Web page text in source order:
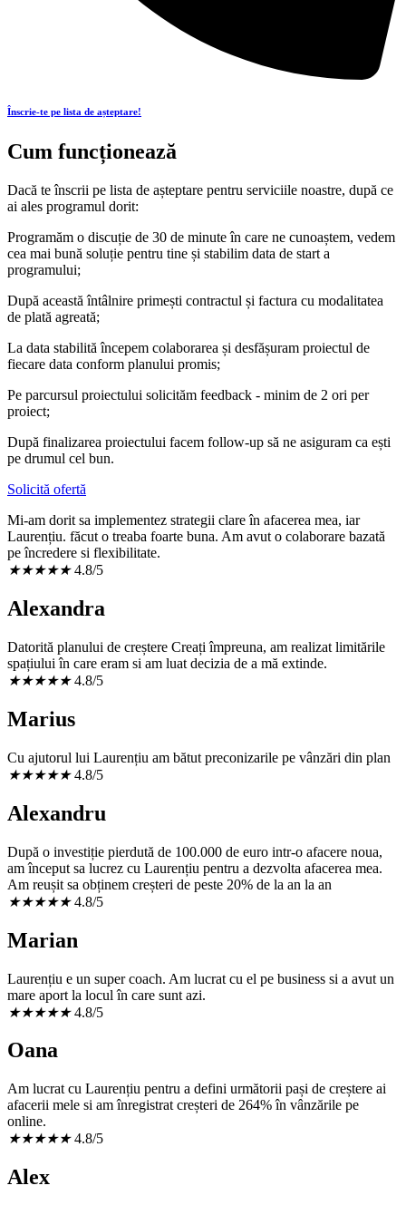
Înscrie-te pe lista de așteptare!
Cum funcționează
Dacă te înscrii pe lista de așteptare pentru serviciile noastre, după ce
ai ales programul dorit:
Programăm o discuție de 30 de minute în care ne cunoaștem, vedem
cea mai bună soluție pentru tine și stabilim data de start a
programului;
După această întâlnire primești contractul și factura cu modalitatea
de plată agreată;
La data stabilită începem colaborarea și desfășuram proiectul de
fiecare data conform planului promis;
Pe parcursul proiectului solicităm feedback - minim de 2 ori per
proiect;
După finalizarea proiectului facem follow-up să ne asiguram ca ești
pe drumul cel bun.
Solicită ofertă
Mi-am dorit sa implementez strategii clare în afacerea mea, iar
Laurențiu. făcut o treaba foarte buna. Am avut o colaborare bazată
pe încredere si flexibilitate.
★★★★★ 4.8/5
Alexandra
Datorită planului de creștere Creați împreuna, am realizat limitările
spațiului în care eram si am luat decizia de a mă extinde.
★★★★★ 4.8/5
Marius
Cu ajutorul lui Laurențiu am bătut preconizarile pe vânzări din plan
★★★★★ 4.8/5
Alexandru
După o investiție pierdută de 100.000 de euro intr-o afacere noua,
am început sa lucrez cu Laurențiu pentru a dezvolta afacerea mea.
Am reușit sa obținem creșteri de peste 20% de la an la an
★★★★★ 4.8/5
Marian
Laurențiu e un super coach. Am lucrat cu el pe business si a avut un
mare aport la locul în care sunt azi.
★★★★★ 4.8/5
Oana
Am lucrat cu Laurențiu pentru a defini următorii pași de creștere ai
afacerii mele si am înregistrat creșteri de 264% în vânzările pe
online.
★★★★★ 4.8/5
Alex